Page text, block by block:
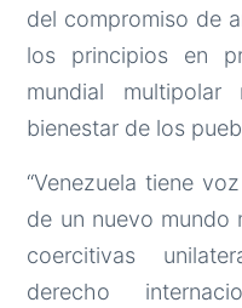
del compromiso de
los principios en
mundial
bienestar de los
“Venezuela tiene
de un nuevo mundo
coercitivas
derecho